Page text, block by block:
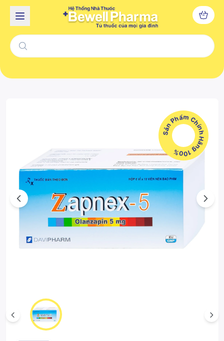
Sản Phẩm Chính Hãng 100%
Previous Next
Scroll left